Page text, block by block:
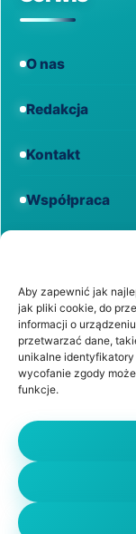
Aby zapewnić jak
jak pliki cookie, do
informacji o
przetwarzać dane,
unikalne
wycofanie zgody
funkcje.
O nas
Redakcja
Kontakt
Współpraca
Regulamin
Polityka
© 2026